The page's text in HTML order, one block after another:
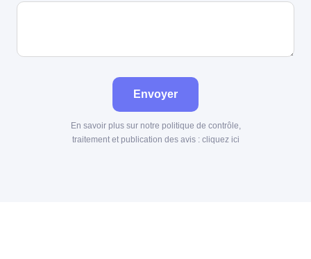
Envoyer
En savoir plus sur notre politique de contrôle,
traitement et publication des avis : cliquez ici